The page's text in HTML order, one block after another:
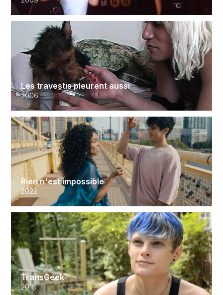
Les travestis pleurent aussi
2006
Rien n'est impossible
2022
TransGeek
2018